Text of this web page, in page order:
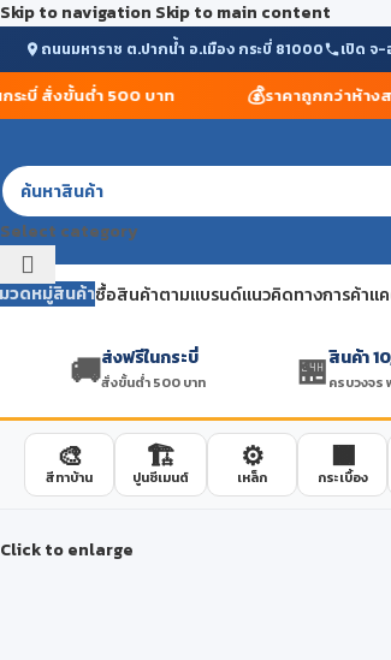
Skip to navigation Skip to main content
ถนนมหาราช ต.ปากน้ำ อ.เมือง กระบี่ 81000 เปิด จ-
สั่งขั้นต่ำ 500 บาท ราคาถูกกว่าห้างสรร
Select category
วดหมู่สินค้าซื้อสินค้าตามแบรนด์แนวคิดทางการค้าแ
🚚ส่งฟรีในกระบี่
สั่งขั้นต่ำ 500 บาท 🏪สินค้า
ครบวงจร
🎨
สีทาบ้าน
🏗️
ปูนซีเมนต์
⚙️
เหล็ก
🟫
กระเบื้อง
Click to enlarge